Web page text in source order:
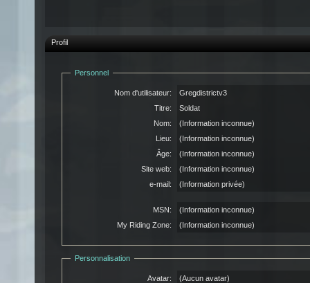
Profil
Personnel
Nom d'utilisateur:
Gregdistrictv3
Titre:
Soldat
Nom:
(Information inconnue)
Lieu:
(Information inconnue)
Âge:
(Information inconnue)
Site web:
(Information inconnue)
e-mail:
(Information privée)
MSN:
(Information inconnue)
My Riding Zone:
(Information inconnue)
Personnalisation
Avatar:
(Aucun avatar)